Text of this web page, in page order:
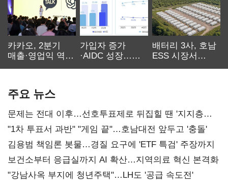
카카오, 2분기
매출·영업익 역대
가입자 증가
·AIDC 성장…
배터리 3사, 호남
ESS 시장서
주요 뉴스
문제는 전대 이후…선호투표제로 뒤집힐 땐 '지지층
불복'
"1차 투표서 과반" "게임 끝"…호남대전 앞두고 '충돌'
김용범 책임론 봇물…경질 요구에 'ETF 특검' 주장까지
보건소부터 응급실까지 AI 확산…지역의료 혁신 본격화
"강남사옥 부지에 청년주택"…LH도 '공급 속도전'